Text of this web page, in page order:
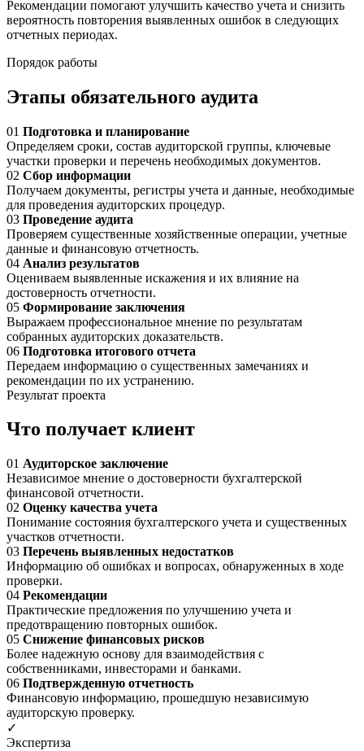
Рекомендации помогают улучшить качество учета и снизить
вероятность повторения выявленных ошибок в следующих
отчетных периодах.
Порядок работы
Этапы обязательного аудита
01 Подготовка и планирование
Определяем сроки, состав аудиторской группы, ключевые
участки проверки и перечень необходимых документов.
02 Сбор информации
Получаем документы, регистры учета и данные, необходимые
для проведения аудиторских процедур.
03 Проведение аудита
Проверяем существенные хозяйственные операции, учетные
данные и финансовую отчетность.
04 Анализ результатов
Оцениваем выявленные искажения и их влияние на
достоверность отчетности.
05 Формирование заключения
Выражаем профессиональное мнение по результатам
собранных аудиторских доказательств.
06 Подготовка итогового отчета
Передаем информацию о существенных замечаниях и
рекомендации по их устранению.
Результат проекта
Что получает клиент
01 Аудиторское заключение
Независимое мнение о достоверности бухгалтерской
финансовой отчетности.
02 Оценку качества учета
Понимание состояния бухгалтерского учета и существенных
участков отчетности.
03 Перечень выявленных недостатков
Информацию об ошибках и вопросах, обнаруженных в ходе
проверки.
04 Рекомендации
Практические предложения по улучшению учета и
предотвращению повторных ошибок.
05 Снижение финансовых рисков
Более надежную основу для взаимодействия с
собственниками, инвесторами и банками.
06 Подтвержденную отчетность
Финансовую информацию, прошедшую независимую
аудиторскую проверку.
✓
Экспертиза